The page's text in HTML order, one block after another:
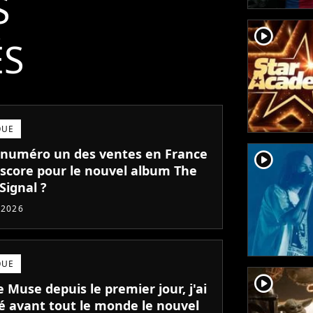
un des ventes en France
pour le nouvel album The
?
Muse depuis le premier jour, j'ai
avant tout le monde le nouvel
player2
player2
player2